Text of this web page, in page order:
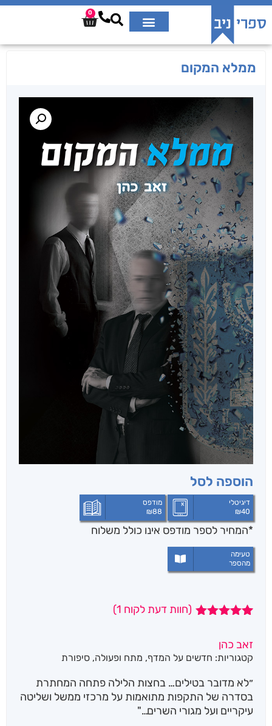
0
ממלא המקום
הוספה לסל
דיגיטלי
₪40
מודפס
₪88
*המחיר לספר מודפס אינו כולל משלוח
טעימה
מהספר
מבוסס על
דירוגים של
(חוות דעת לקוח 1
)
זאב כהן
קטגוריות: חדשים על המדף, מתח ופעולה, סיפורת
״לא מדובר בטילים… בחצות הלילה פתחה המחתרת
בסדרה של התקפות מתואמות על מרכזי ממשל ושליטה
עיקריים ועל מגורי השרים…"